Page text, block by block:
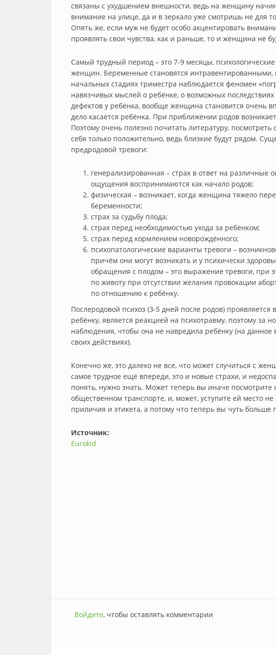
связаны с ухудшением внешности, ведь на женщину
внимание на улице, да и в зеркало уже смотришь не для
Опять же, если муж не будет особо акцентировать
проявлять свои чувства, как и раньше, то и женщина не
Самый трудный период – это 7-9 месяцы,
женщин. Беременные становятся интравентированными,
начальных стадиях триместра наблюдается феномен
навязчивых мыслей о ребёнке, о возможных
дефектов у ребёнка, вообще женщина становится очень
дело касается ребёнка. При приближении родов
Поэтому очень полезно почитать литературу,
себя только положительно, ведь близкие будут рядом.
предродовой тревоги:
генерализированная – страх в ответ на
ощущения воспринимаются как начало родов;
физическая – возникает, когда женщина тяжело
беременности;
страх за судьбу плода;
страх перед необходимостью ухода за ребёнком;
страх перед кормлением новорождённого;
психопатологические варианты тревоги –
причём они могут возникать и у психически
обращения с плодом – это выражение тревоги, при
по животу при отсутствии желания провокации
по отношению к ребёнку.
Послеродовой психоз (3-5 дней после родов)
ребёнку, является реакцией на психотравму, поэтому за
наблюдения, чтобы она не навредила ребёнку (на данное
своих действиях).
Конечно же, это далеко не все, что может случиться с
самое трудное ещё впереди, это и новые страхи, и
понять, нужно знать. Может теперь вы иначе
общественном транспорте, и, может, уступите ей место
приличия и этикета, а потому что теперь вы чуть больше
Источник:
Eurokid
Войдите, чтобы оставлять комментарии